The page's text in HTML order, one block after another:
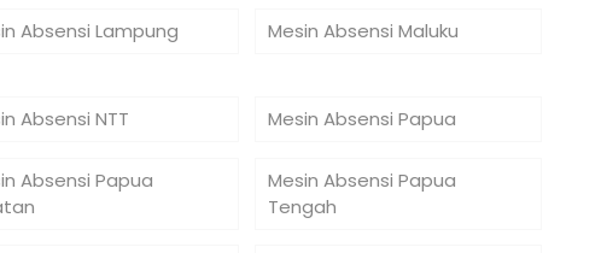
Absensi Lampung Mesin Absensi Maluku
Absensi NTT Mesin Absensi Papua
Absensi Papua
Mesin Absensi Papua
Tengah